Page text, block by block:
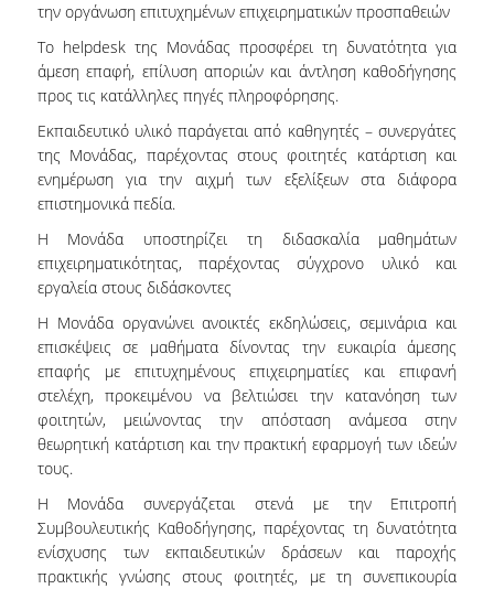
ΤΜΗΜΑ ΔΙΟΙΚΗΤΙΚΗΣ
ΕΠΙΣΤΗΜΗΣ &
ΤΕΧΝΟΛΟΓΙΑΣ
ΔΙΟΙΚΗΣΗΣ
ΕΠΙΧΕΙΡΗΣΕΩΝ
ΧΡΗΜΑΤΟΟΙΚΟΝΟΜΙΚΗΣ
ΤΜΗΜΑ ΜΑΡΚΕΤΙΝΓΚ &
ΕΠΙΚΟΙΝΩΝΙΑΣ
ΣΧΟΛΗ ΕΠΙΣΤΗΜΩΝ ΚΑΙ
την οργάνωση επιτυχημένων επιχειρηματικών προσπαθειών
Το helpdesk της Μονάδας προσφέρει τη δυνατότητα για
άμεση επαφή, επίλυση αποριών και άντληση καθοδήγησης
προς τις κατάλληλες πηγές πληροφόρησης.
Εκπαιδευτικό υλικό παράγεται από καθηγητές – συνεργάτες
της Μονάδας, παρέχοντας στους φοιτητές κατάρτιση και
ενημέρωση για την αιχμή των εξελίξεων στα διάφορα
επιστημονικά πεδία.
Η Μονάδα υποστηρίζει τη διδασκαλία μαθημάτων
επιχειρηματικότητας, παρέχοντας σύγχρονο υλικό και
εργαλεία στους διδάσκοντες
Η Μονάδα οργανώνει ανοικτές εκδηλώσεις, σεμινάρια και
επισκέψεις σε μαθήματα δίνοντας την ευκαιρία άμεσης
επαφής με επιτυχημένους επιχειρηματίες και επιφανή
στελέχη, προκειμένου να βελτιώσει την κατανόηση των
φοιτητών, μειώνοντας την απόσταση ανάμεσα στην
θεωρητική κατάρτιση και την πρακτική εφαρμογή των ιδεών
τους.
Η Μονάδα συνεργάζεται στενά με την Επιτροπή
Συμβουλευτικής Καθοδήγησης, παρέχοντας τη δυνατότητα
ενίσχυσης των εκπαιδευτικών δράσεων και παροχής
πρακτικής γνώσης στους φοιτητές, με τη συνεπικουρία